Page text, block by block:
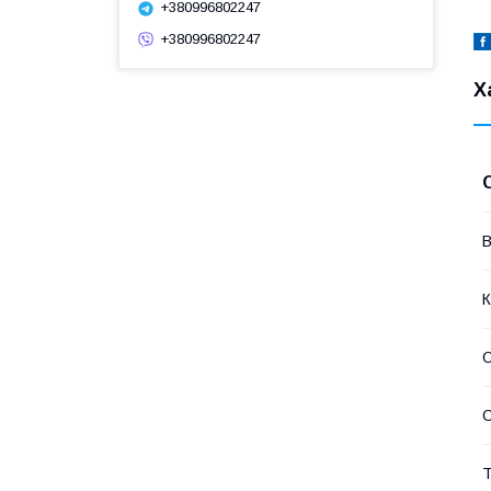
+380996802247
+380996802247